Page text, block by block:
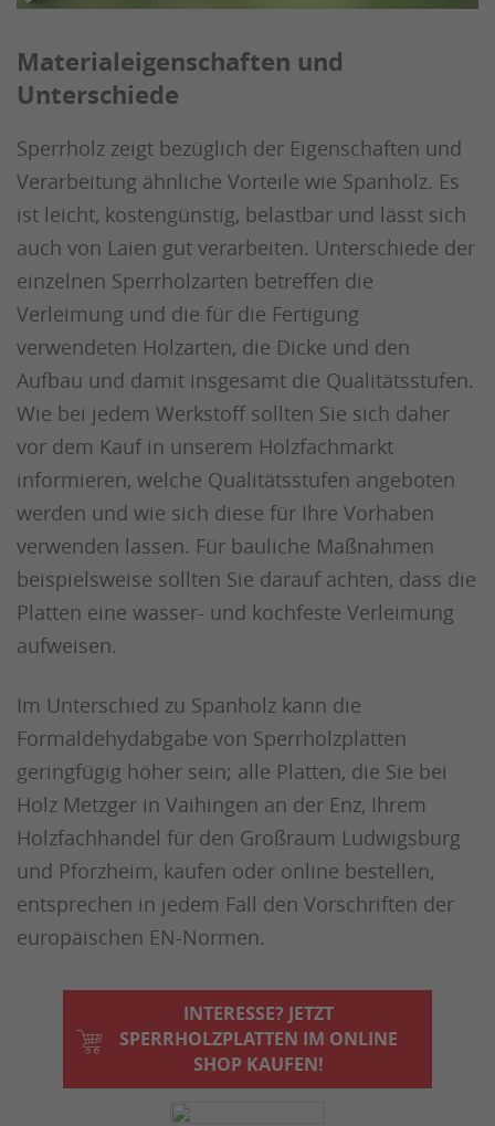
Materialeigenschaften und
Unterschiede
Sperrholz zeigt bezüglich der Eigenschaften und
Verarbeitung ähnliche Vorteile wie Spanholz. Es
ist leicht, kostengünstig, belastbar und lässt sich
auch von Laien gut verarbeiten. Unterschiede der
einzelnen Sperrholzarten betreffen die
Verleimung und die für die Fertigung
verwendeten Holzarten, die Dicke und den
Aufbau und damit insgesamt die Qualitätsstufen.
Wie bei jedem Werkstoff sollten Sie sich daher
vor dem Kauf in unserem Holzfachmarkt
informieren, welche Qualitätsstufen angeboten
werden und wie sich diese für Ihre Vorhaben
verwenden lassen. Für bauliche Maßnahmen
beispielsweise sollten Sie darauf achten, dass die
Platten eine wasser- und kochfeste Verleimung
aufweisen.
Im Unterschied zu Spanholz kann die
Formaldehydabgabe von Sperrholzplatten
geringfügig höher sein; alle Platten, die Sie bei
Holz Metzger in Vaihingen an der Enz, Ihrem
Holzfachhandel für den Großraum Ludwigsburg
und Pforzheim, kaufen oder online bestellen,
entsprechen in jedem Fall den Vorschriften der
europäischen EN-Normen.
INTERESSE? JETZT
SPERRHOLZPLATTEN IM ONLINE
SHOP KAUFEN!